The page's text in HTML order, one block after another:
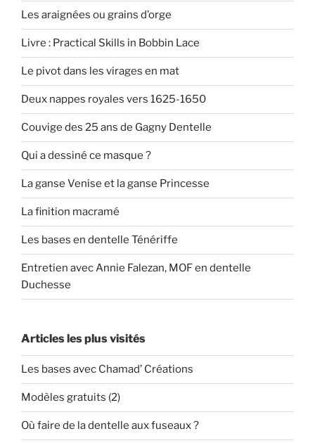
Les araignées ou grains d’orge
Livre : Practical Skills in Bobbin Lace
Le pivot dans les virages en mat
Deux nappes royales vers 1625-1650
Couvige des 25 ans de Gagny Dentelle
Qui a dessiné ce masque ?
La ganse Venise et la ganse Princesse
La finition macramé
Les bases en dentelle Ténériffe
Entretien avec Annie Falezan, MOF en dentelle
Duchesse
Articles les plus visités
Les bases avec Chamad’ Créations
Modèles gratuits (2)
Où faire de la dentelle aux fuseaux ?